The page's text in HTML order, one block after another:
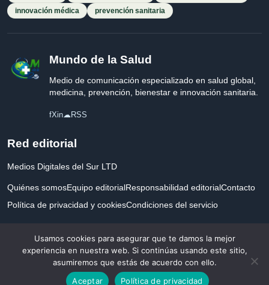
innovación médica
prevención sanitaria
Mundo de la Salud
Medio de comunicación especializado en salud global,
medicina, prevención, bienestar e innovación sanitaria.
fXin☁RSS
Red editorial
Medios Digitales del Sur LTD
Quiénes somosEquipo editorialResponsabilidad editorialContacto
Política de privacidad y cookiesCondiciones del servicio
© 2026 Mundo de la Salud. Todos los derechos reservados. Desarrollado con
por la salud.
Usamos cookies para asegurar que te damos la mejor
experiencia en nuestra web. Si continúas usando este sitio,
asumiremos que estás de acuerdo con ello.
Aceptar
Política de privacidad